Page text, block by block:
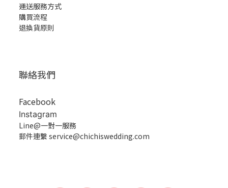
運送服務方式
購買流程
退換貨原則
聯絡我們
Facebook
Instagram
Line@一對一服務
郵件連繫 service@chichiswedding.com